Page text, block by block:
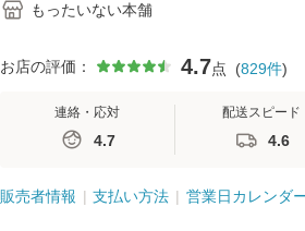
もったいない本舗
お店の評価： 4.7点 (829件)
連絡・応対
4.7
配送スピード
4.6
販売者情報 支払い方法 営業日カレンダ